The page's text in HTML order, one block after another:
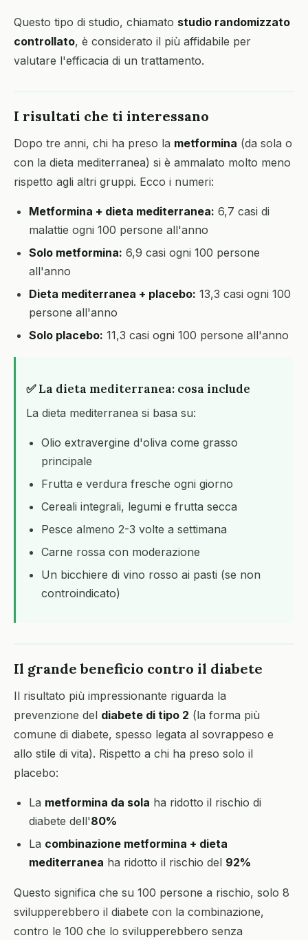
Questo tipo di studio, chiamato studio randomizzato
controllato, è considerato il più affidabile per
valutare l'efficacia di un trattamento.
I risultati che ti interessano
Dopo tre anni, chi ha preso la metformina (da sola o
con la dieta mediterranea) si è ammalato molto meno
rispetto agli altri gruppi. Ecco i numeri:
Metformina + dieta mediterranea: 6,7 casi di
malattie ogni 100 persone all'anno
Solo metformina: 6,9 casi ogni 100 persone
all'anno
Dieta mediterranea + placebo: 13,3 casi ogni 100
persone all'anno
Solo placebo: 11,3 casi ogni 100 persone all'anno
✅ La dieta mediterranea: cosa include
La dieta mediterranea si basa su:
Olio extravergine d'oliva come grasso
principale
Frutta e verdura fresche ogni giorno
Cereali integrali, legumi e frutta secca
Pesce almeno 2-3 volte a settimana
Carne rossa con moderazione
Un bicchiere di vino rosso ai pasti (se non
controindicato)
Il grande beneficio contro il diabete
Il risultato più impressionante riguarda la
prevenzione del diabete di tipo 2 (la forma più
comune di diabete, spesso legata al sovrappeso e
allo stile di vita). Rispetto a chi ha preso solo il
placebo:
La metformina da sola ha ridotto il rischio di
diabete dell'80%
La combinazione metformina + dieta
mediterranea ha ridotto il rischio del 92%
Questo significa che su 100 persone a rischio, solo 8
svilupperebbero il diabete con la combinazione,
contro le 100 che lo svilupperebbero senza